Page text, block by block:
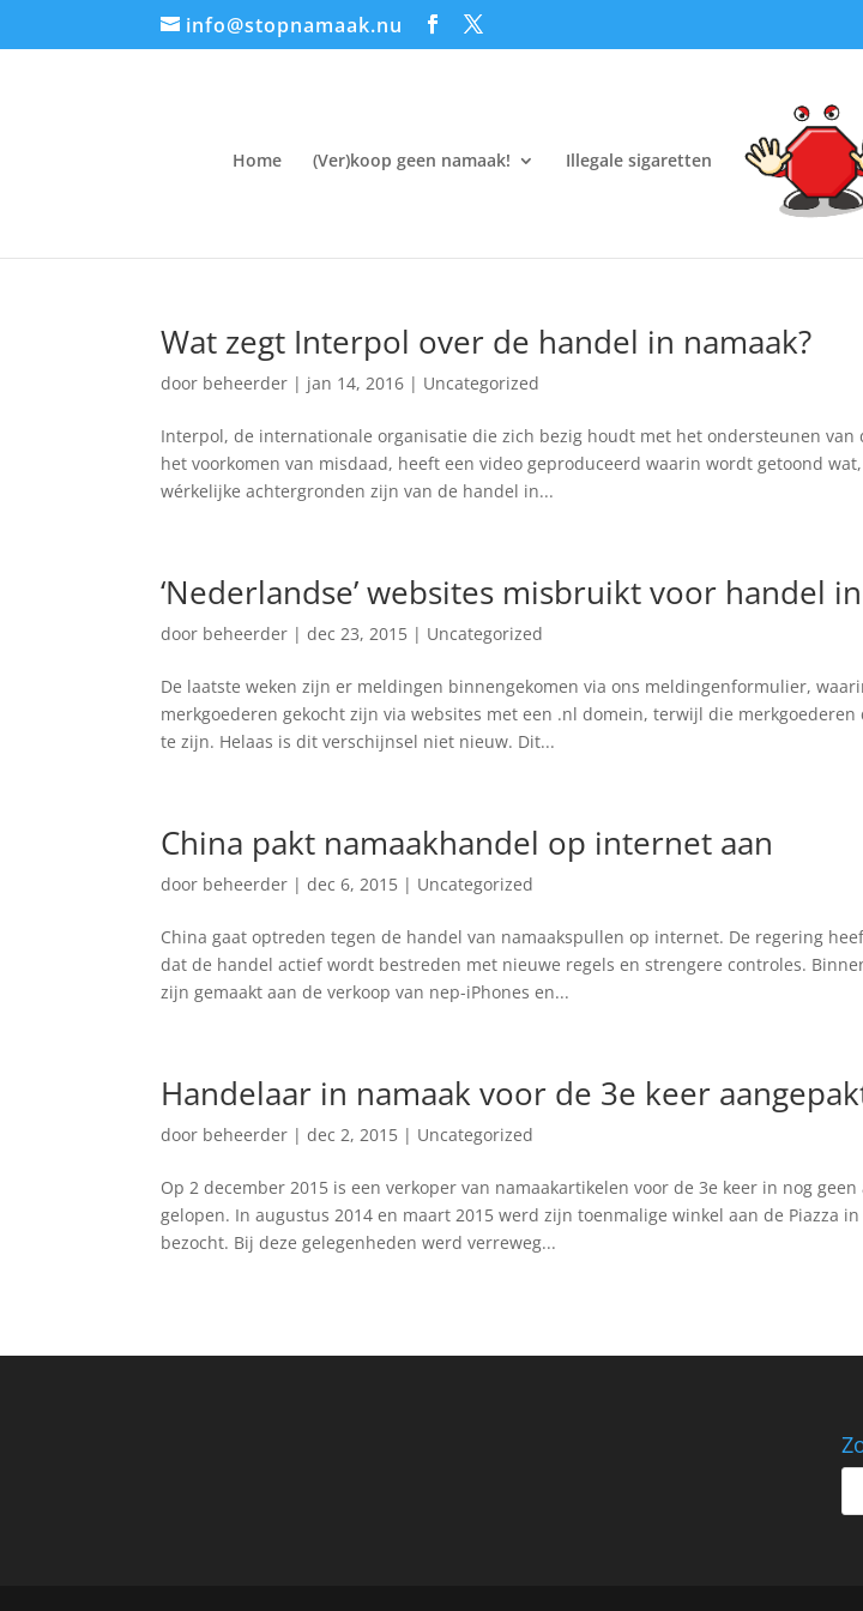
info@stopnamaak.nu
Home (Ver)koop geen namaak! Illegale sigaretten
Wat zegt Interpol over de handel in namaak?
door beheerder | jan 14, 2016 | Uncategorized
Interpol, de internationale organisatie die zich bezig houdt met het ondersteunen
het voorkomen van misdaad, heeft een video geproduceerd waarin wordt getoond
wérkelijke achtergronden zijn van de handel in...
‘Nederlandse’ websites misbruikt voor handel
door beheerder |dec 23, 2015 | Uncategorized
De laatste weken zijn er meldingen binnengekomen via ons meldingenformulier,
merkgoederen gekocht zijn via websites met een .nl domein, terwijl die
te zijn. Helaas is dit verschijnsel niet nieuw. Dit...
China pakt namaakhandel op internet aan
door beheerder |dec 6, 2015 | Uncategorized
China gaat optreden tegen de handel van namaakspullen op internet. De regering
dat de handel actief wordt bestreden met nieuwe regels en strengere controles.
zijn gemaakt aan de verkoop van nep-iPhones en...
Handelaar in namaak voor de 3e keer
door beheerder |dec 2, 2015 | Uncategorized
Op 2 december 2015 is een verkoper van namaakartikelen voor de 3e keer in nog
gelopen. In augustus 2014 en maart 2015 werd zijn toenmalige winkel aan de Piazza
bezocht. Bij deze gelegenheden werd verreweg...